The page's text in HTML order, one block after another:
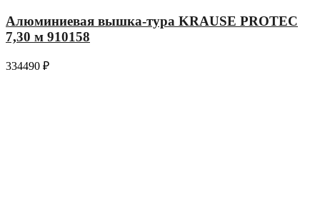
Алюминиевая вышка-тура KRAUSE PROTEC
7,30 м 910158
334490 ₽